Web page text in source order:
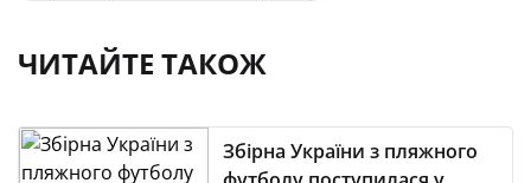
ЧИТАЙТЕ ТАКОЖ
Збірна України з пляжного